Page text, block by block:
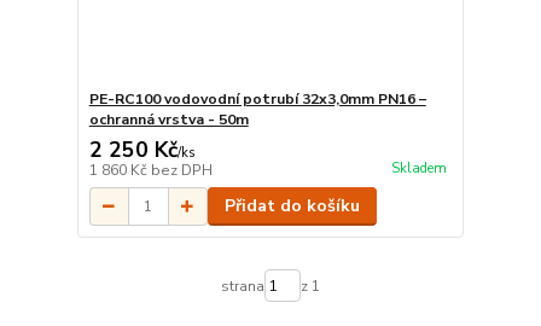
PE-RC100 vodovodní potrubí 32x3,0mm PN16 –
ochranná vrstva - 50m
2 250 Kč/ks
1 860 Kč bez DPH Skladem
Přidat do košíku
strana z 1